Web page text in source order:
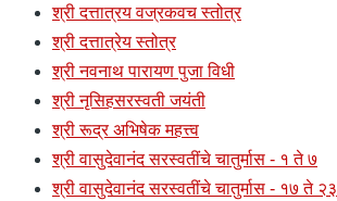
श्री दत्तात्रय वज्रकवच स्तोत्र
श्री दत्तात्रेय स्तोत्र
श्री नवनाथ पारायण पुजा विधी
श्री नृसिहसरस्वती जयंती
श्री रूद्र अभिषेक महत्त्व
श्री वासुदेवानंद सरस्वतींचे चातुर्मास - १ ते ७
श्री वासुदेवानंद सरस्वतींचे चातुर्मास - १७ ते २३